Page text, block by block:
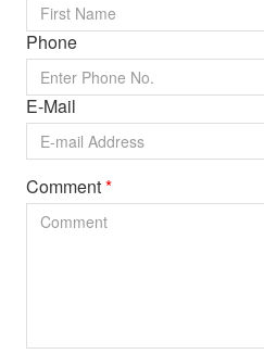
Phone
E-Mail
Comment*